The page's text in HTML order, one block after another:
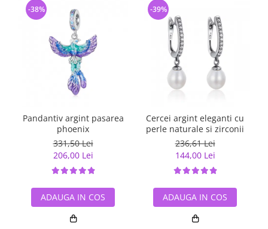
Pandantiv argint pasarea
phoenix
331,50 Lei
206,00 Lei
-38%
ADAUGA IN COS
Cercei argint eleganti cu
perle naturale si zirconii
236,61 Lei
144,00 Lei
-39%
ADAUGA IN COS